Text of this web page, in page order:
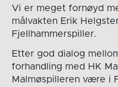
Vi er meget fornøyd
målvakten Erik
Fjellhammerspiller.
Etter god dialog
forhandling med HK
Malmøspilleren være i